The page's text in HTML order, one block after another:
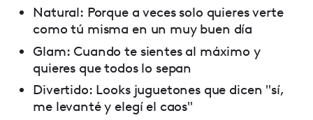
Natural: Porque a veces solo quieres verte
como tú misma en un muy buen día
Glam: Cuando te sientes al máximo y
quieres que todos lo sepan
Divertido: Looks juguetones que dicen "sí,
me levanté y elegí el caos"